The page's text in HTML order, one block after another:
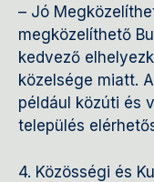
– Jó
megközelíthető
kedvező
közelsége miatt.
például közúti és
település
4. Közösségi és